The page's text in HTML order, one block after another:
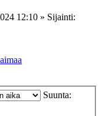
12:10 » Sijainti:
Suunta: